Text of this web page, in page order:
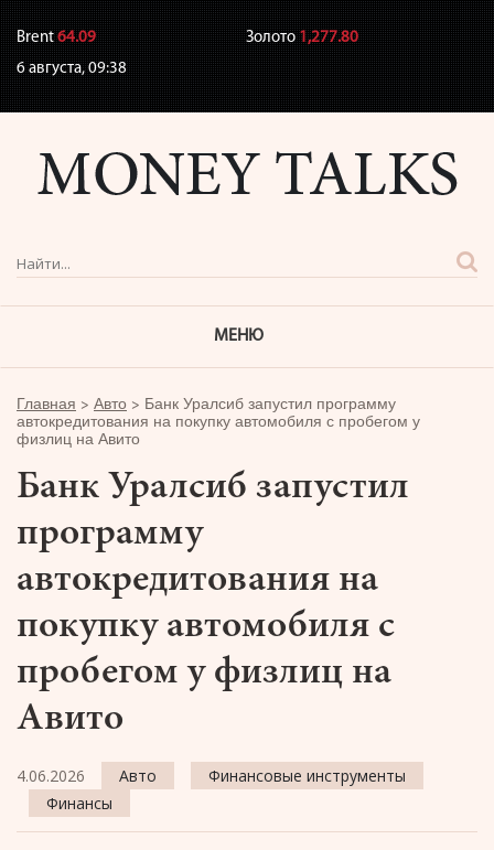
Brent64.09 Золото1,277.80
6 августа,09:38
МЕНЮ
Главная > Авто > Банк Уралсиб запустил программу
автокредитования на покупку автомобиля с пробегом у
физлиц на Авито
Банк Уралсиб запустил
программу
автокредитования на
покупку автомобиля с
пробегом у физлиц на
Авито
4.06.2026 Авто
Финансовые инструменты
Финансы